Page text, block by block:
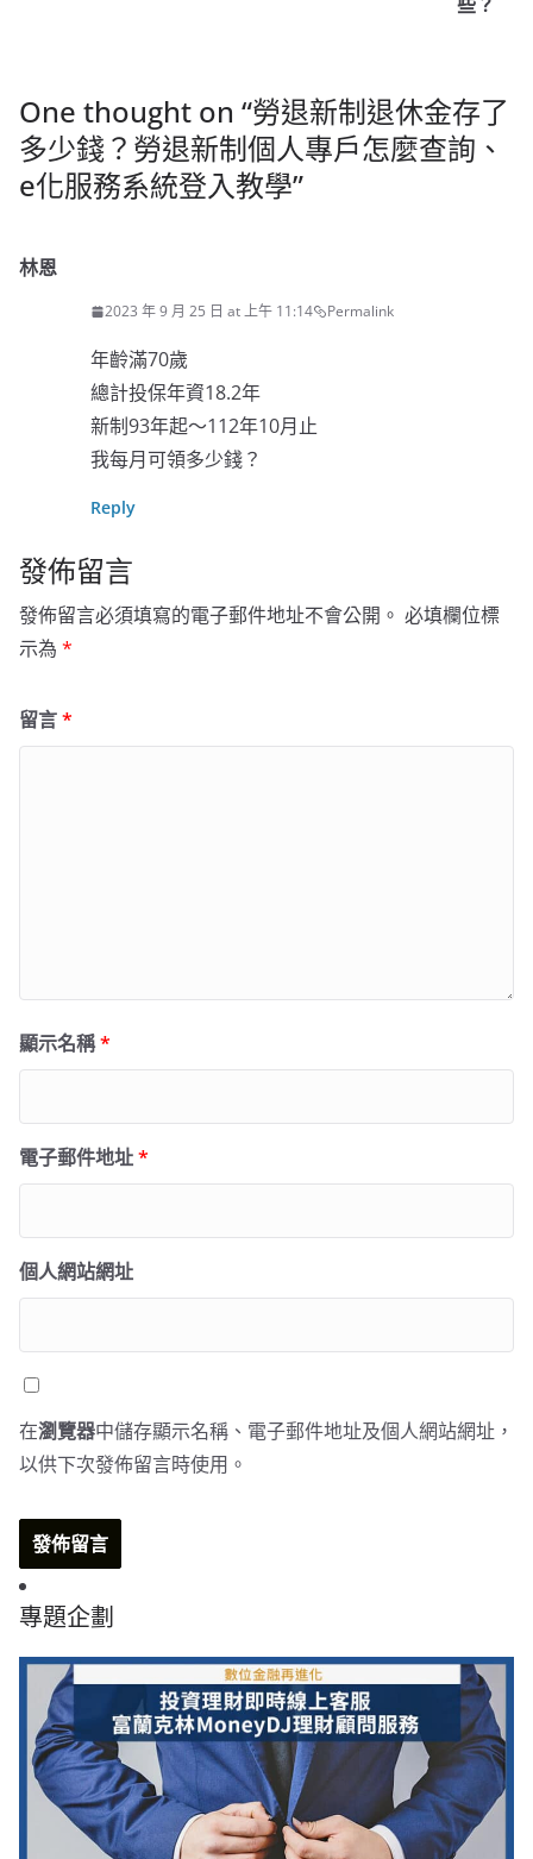
One thought on “勞退新制退休金存了
多少錢？勞退新制個人專戶怎麼查詢、
e化服務系統登入教學”
林恩
2023 年 9 月 25 日 at 上午 11:14 Permalink
年齡滿70歲
總計投保年資18.2年
新制93年起～112年10月止
我每月可領多少錢？
Reply
發佈留言
發佈留言必須填寫的電子郵件地址不會公開。 必填欄位標
示為 *
留言*
顯示名稱*
電子郵件地址*
個人網站網址
在瀏覽器中儲存顯示名稱、電子郵件地址及個人網站網址，
以供下次發佈留言時使用。
專題企劃